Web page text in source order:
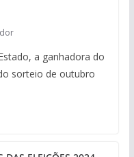
a ganhadora do
sorteio de outubro